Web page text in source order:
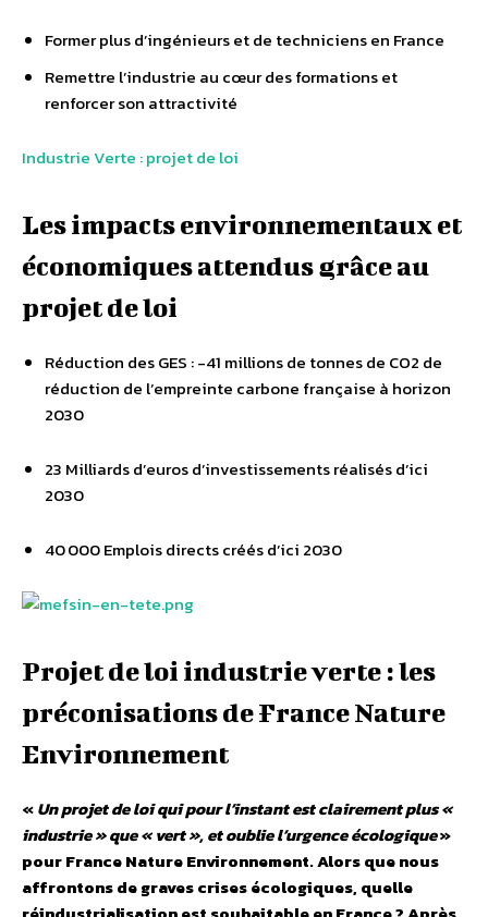
Former plus d’ingénieurs et de techniciens en France
Remettre l’industrie au cœur des formations et
renforcer son attractivité
Industrie Verte : projet de loi
Les impacts environnementaux et
économiques attendus grâce au
projet de loi
Réduction des GES : -41 millions de tonnes de CO2 de
réduction de l’empreinte carbone française à horizon
2030
23 Milliards d’euros d’investissements réalisés d’ici
2030
40 000 Emplois directs créés d’ici 2030
Projet de loi industrie verte : les
préconisations de France Nature
Environnement
«Un projet de loi qui pour l’instant est clairement plus «
industrie » que « vert », et oublie l’urgence écologique»
pour France Nature Environnement. Alors que nous
affrontons de graves crises écologiques, quelle